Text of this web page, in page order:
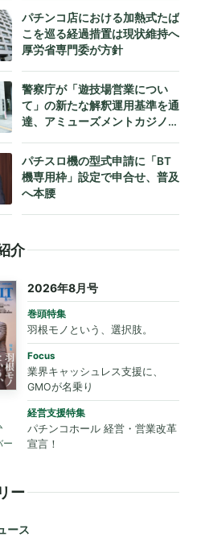
公式発表
パチンコ店における加熱式たば
こを巡る経過措置は現状維持へ
厚労省専門委が方針
警察庁が「遊技場営業につい
て」の新たな解釈運用基準を通
達、アミューズメントカジノへ
パチスロ機の型式申請に「BT
機専用枠」設定で申合せ、普及
へ本腰
介
ー
2026年8月号
巻頭特集
羽根モノという、選択肢。
Focus
業界キャッシュレス支援に、
GMOが名乗り
経営支援特集
パチンコホール 経営・営業改革
宣言！
ー
ース